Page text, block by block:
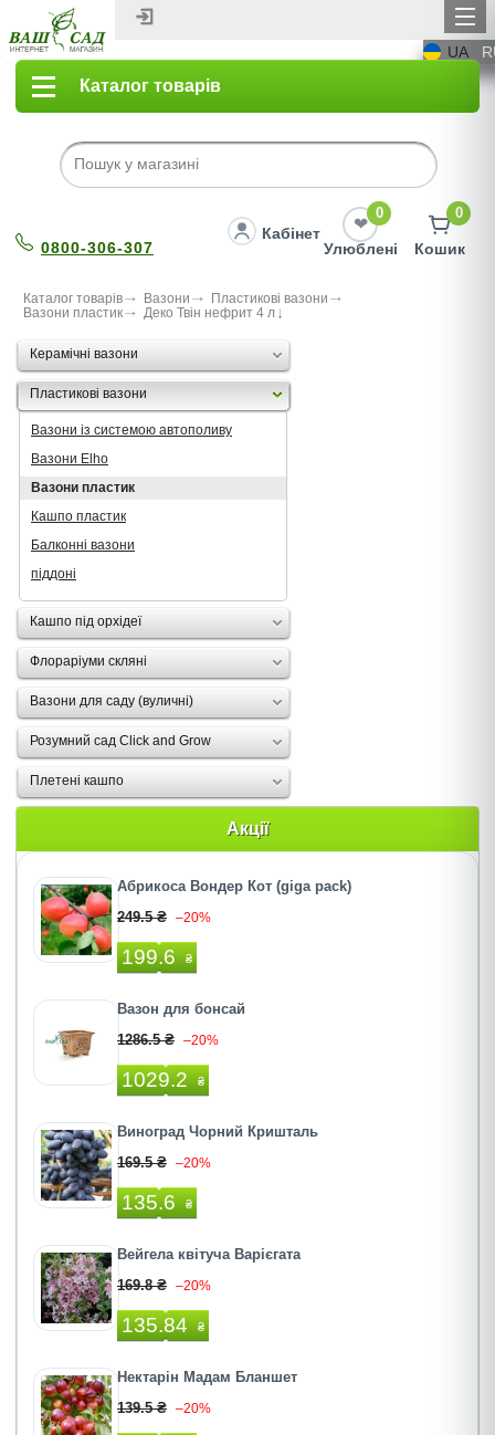
UA
Каталог товарів
0800-306-307
Кабінет
0
Улюблені
0
Кошик
Каталог товарів Вазони
Пластикові вазони
Вазони пластик
Деко Твін нефрит 4 л
Керамічні вазони
Пластикові вазони
Вазони із системою автополиву
Вазони Elho
Вазони пластик
Кашпо пластик
Балконні вазони
піддоні
Кашпо під орхідеї
Флораріуми скляні
Вазони для саду (вуличні)
Розумний сад Click and Grow
Плетені кашпо
Акції
Абрикоса Вондер Кот (giga pack)
249.5 ₴ –20%
199.6 ₴
Вазон для бонсай
1286.5 ₴ –20%
1029.2 ₴
Виноград Чорний Кришталь
169.5 ₴ –20%
135.6 ₴
Вейгела квітуча Варієгата
169.8 ₴ –20%
135.84 ₴
Нектарін Мадам Бланшет
139.5 ₴ –20%